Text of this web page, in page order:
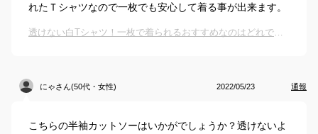
れたＴシャツなので一枚でも安心して着る事が出来ます。
透けない白Tシャツ！一枚で着られるおすすめなのはどれですか？
にゃさん(50代・女性) 2022/05/23 通報
こちらの半袖カットソーはいかがでしょうか？透けないよ